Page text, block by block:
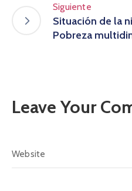
Siguiente
Situación de la
Pobreza
Leave Your